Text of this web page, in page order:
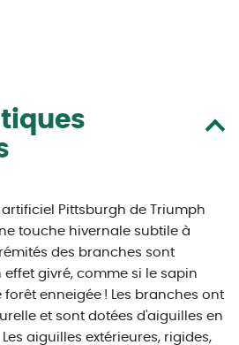
Pittsburgh de Triumph
touche hivernale subtile à
des branches sont
givré, comme si le sapin
enneigée ! Les branches ont
et sont dotées d'aiguilles en
aiguilles extérieures, rigides,